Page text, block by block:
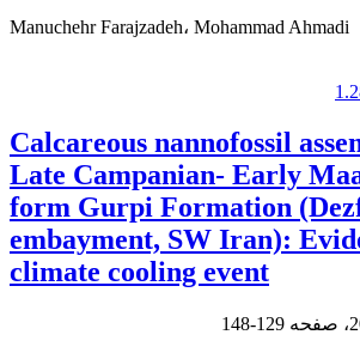
Manuchehr Farajzadeh، Mohammad Ahmadi
Calcareous nannofossil
Late Campanian- Early
form Gurpi Formation
embayment, SW Iran):
climate cooling event
129-148